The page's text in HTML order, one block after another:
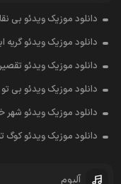
دانلود موزیک ویدئو بی
دانلود موزیک ویدئو گریه
دانلود موزیک ویدئو
دانلود موزیک ویدئو بی
دانلود موزیک ویدئو شهر
دانلود موزیک ویدئو کوگ
آلبوم